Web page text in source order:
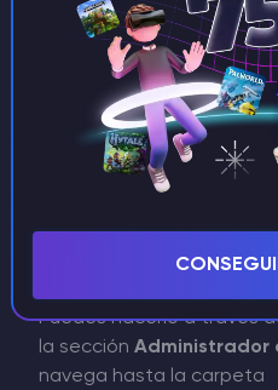
Puedes hacerlo a través
la sección Administrador
navega hasta la carpeta